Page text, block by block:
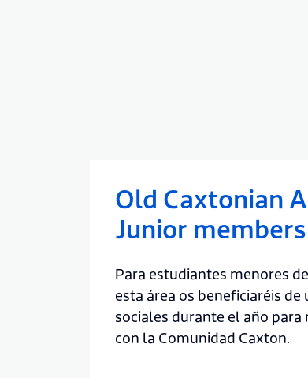
Old Caxtonian
Junior members
Para estudiantes menores
esta área os beneficiaréis de
sociales durante el año
con la Comunidad Caxton.